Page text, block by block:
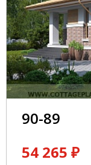
90-89
54 265 ₽